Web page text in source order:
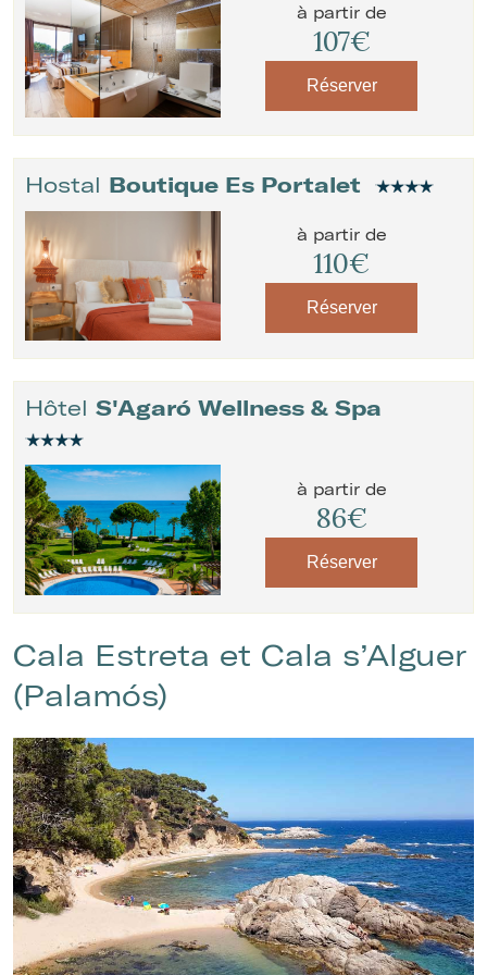
à partir de
107€
Réserver
Hostal Boutique Es Portalet
à partir de
110€
Réserver
Hôtel S'Agaró Wellness & Spa
à partir de
86€
Réserver
Cala Estreta et Cala s’Alguer
(Palamós)